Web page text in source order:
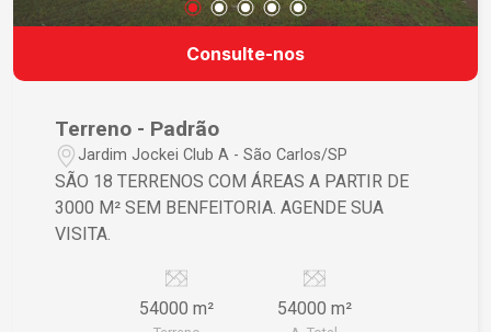
Consulte-nos
Terreno - Padrão
Jardim Jockei Club A - São Carlos/SP
SÃO 18 TERRENOS COM ÁREAS A PARTIR DE
3000 M² SEM BENFEITORIA. AGENDE SUA
VISITA.
54000 m² 54000 m²